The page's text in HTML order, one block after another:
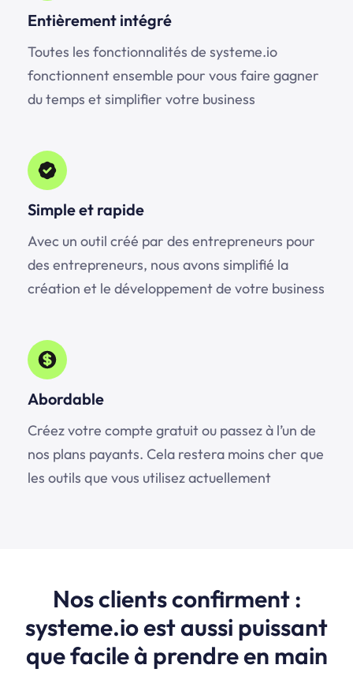
Entièrement intégré
Toutes les fonctionnalités de systeme.io
fonctionnent ensemble pour vous faire gagner
du temps et simplifier votre business
Simple et rapide
Avec un outil créé par des entrepreneurs pour
des entrepreneurs, nous avons simplifié la
création et le développement de votre business
Abordable
Créez votre compte gratuit ou passez à l’un de
nos plans payants. Cela restera moins cher que
les outils que vous utilisez actuellement
Nos clients confirment :
systeme.io est aussi puissant
que facile à prendre en main